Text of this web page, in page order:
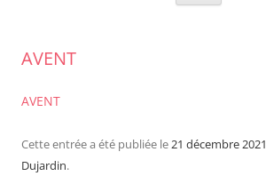
AVENT
AVENT
Cette entrée a été publiée le21 décembre 2021
Dujardin.